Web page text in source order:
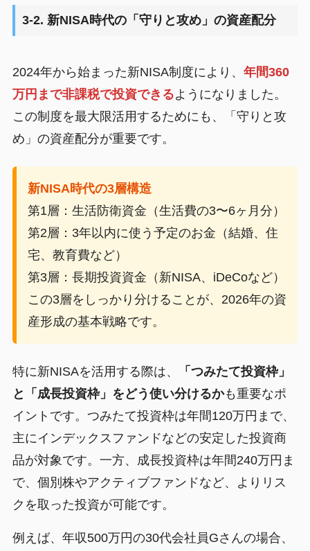
3-2. 新NISA時代の「守りと攻め」の資産配分
2024年から始まった新NISA制度により、 年間360
万円まで非課税で投資できるようになりました。
この制度を最大限活用するためにも、「守りと攻
め」の資産配分が重要です。
新NISA時代の3層構造
第1層：生活防衛資金（生活費の3〜6ヶ月分）
第2層：3年以内に使う予定のお金（結婚、住
宅、教育費など）
第3層：長期投資資金（新NISA、iDeCoなど）
この3層をしっかり分けることが、2026年の資
産形成の基本戦略です。
特に新NISAを活用する際は、
「つみたて投資枠」
と「成長投資枠」をどう使い分けるかも重要なポ
イントです。つみたて投資枠は年間120万円まで、
主にインデックスファンドなどの安定した投資商
品が対象です。一方、成長投資枠は年間240万円ま
で、個別株やアクティブファンドなど、よりリス
クを取った投資が可能です。
例えば、年収500万円の30代会社員Gさんの場合、